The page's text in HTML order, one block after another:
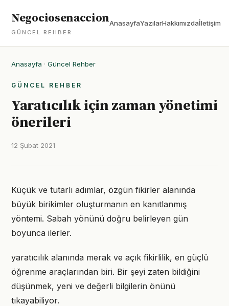
Negociosenaccion
GÜNCEL REHBER
AnasayfaYazılarHakkımızdaİletişim
Anasayfa · Güncel Rehber
GÜNCEL REHBER
Yaratıcılık için zaman yönetimi
önerileri
12 Şubat 2021
Küçük ve tutarlı adımlar, özgün fikirler alanında
büyük birikimler oluşturmanın en kanıtlanmış
yöntemi. Sabah yönünü doğru belirleyen gün
boyunca ilerler.
yaratıcılık alanında merak ve açık fikirlilik, en güçlü
öğrenme araçlarından biri. Bir şeyi zaten bildiğini
düşünmek, yeni ve değerli bilgilerin önünü
tıkayabiliyor.